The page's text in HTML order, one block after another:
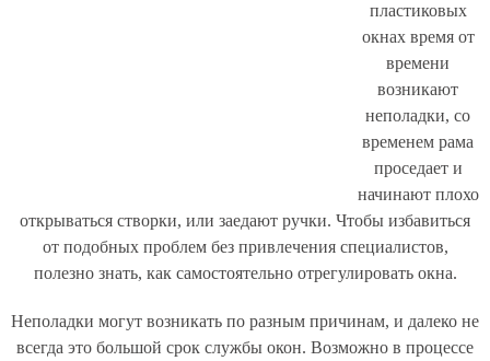
пластиковых
окнах время от
времени
возникают
неполадки, со
временем рама
проседает и
начинают плохо
открываться створки, или заедают ручки. Чтобы избавиться
от подобных проблем без привлечения специалистов,
полезно знать, как самостоятельно отрегулировать окна.
Неполадки могут возникать по разным причинам, и далеко не
всегда это большой срок службы окон. Возможно в процессе